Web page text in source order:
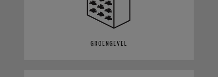
GROENGEVEL